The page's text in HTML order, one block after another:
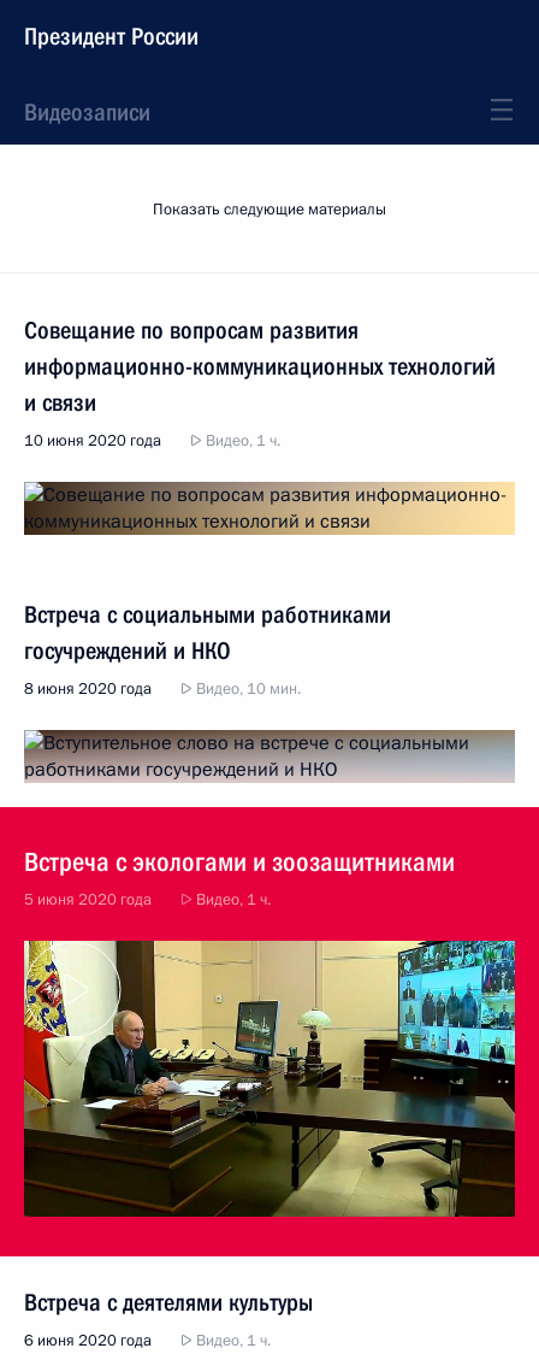
Президент России
Видеозаписи
Показать следующие материалы
Совещание по вопросам развития
информационно-коммуникационных технологий
и связи
10 июня 2020 года Видео, 1 ч.
Встреча с социальными работниками
госучреждений и НКО
8 июня 2020 года Видео, 10 мин.
Встреча с экологами и зоозащитниками
5 июня 2020 года Видео, 1 ч.
Встреча с деятелями культуры
6 июня 2020 года Видео, 1 ч.